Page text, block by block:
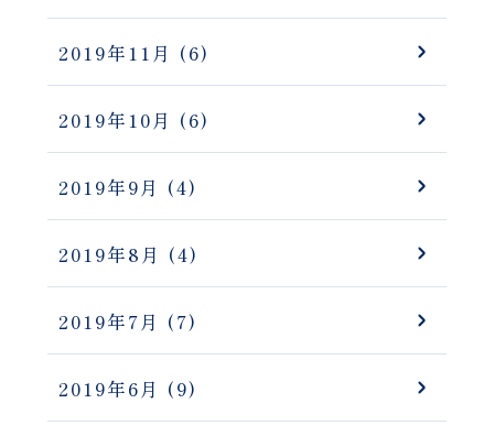
2019年11月 (6)
2019年10月 (6)
2019年9月 (4)
2019年8月 (4)
2019年7月 (7)
2019年6月 (9)